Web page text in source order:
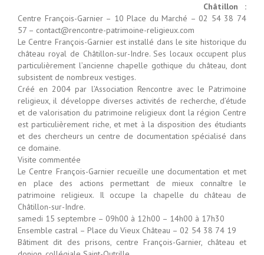
Châtillon :
Centre François-Garnier – 10 Place du Marché – 02 54 38 74
57 – contact@rencontre-patrimoine-religieux.com
Le Centre François-Garnier est installé dans le site historique du
château royal de Châtillon-sur-Indre. Ses locaux occupent plus
particulièrement l’ancienne chapelle gothique du château, dont
subsistent de nombreux vestiges.
Créé en 2004 par l’Association Rencontre avec le Patrimoine
religieux, il développe diverses activités de recherche, d’étude
et de valorisation du patrimoine religieux dont la région Centre
est particulièrement riche, et met à la disposition des étudiants
et des chercheurs un centre de documentation spécialisé dans
ce domaine.
Visite commentée
Le Centre François-Garnier recueille une documentation et met
en place des actions permettant de mieux connaître le
patrimoine religieux. Il occupe la chapelle du château de
Châtillon-sur-Indre.
samedi 15 septembre – 09h00 à 12h00 – 14h00 à 17h30
Ensemble castral – Place du Vieux Château – 02 54 38 74 19
Bâtiment dit des prisons, centre François-Garnier, château et